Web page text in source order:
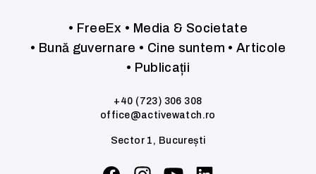
• FreeEx • Media & Societate
• Bună guvernare • Cine suntem • Articole
• Publicații
+40 (723) 306 308
office@activewatch.ro
Sector 1, București